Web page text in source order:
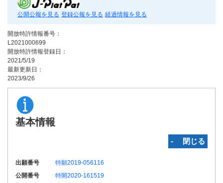
公開公報を見る 登録公報を見る 経過情報を見る
開放特許情報番号：
L2021000699
開放特許情報登録日：
2021/5/19
最新更新日：
2023/9/26
基本情報
‐ 閉じる
出願番号
特願2019-056116
公開番号
特開2020-161519